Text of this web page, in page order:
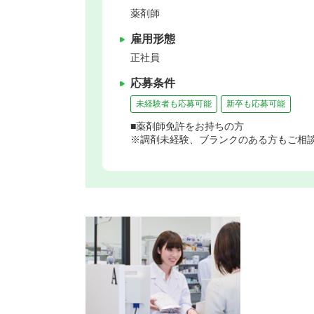
薬剤師
雇用形態
正社員
応募条件
未経験者も応募可能 新卒も応募可能
■薬剤師免許をお持ちの方
※調剤未経験、ブランクのある方もご相